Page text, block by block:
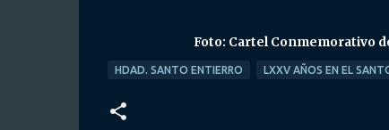
Foto: Cartel Conmemorativo
HDAD. SANTO ENTIERRO LXXV AÑOS EN EL